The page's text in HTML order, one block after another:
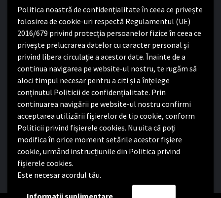
Politica noastră de confidențialitate în ceea ce privește
folosirea de cookie-uri respectă Regulamentul (UE)
2016/679 privind protecția persoanelor fizice în ceea ce
privește prelucrarea datelor cu caracter personal și
privind libera circulație a acestor date. Înainte de a
continua navigarea pe website-ul nostru, te rugăm să
aloci timpul necesar pentru a citi și a înțelege
conținutul Politicii de confidențialitate. Prin
continuarea navigării pe website-ul nostru confirmi
acceptarea utilizării fişierelor de tip cookie, conform
Politicii privind fișierele cookies. Nu uita că poți
modifica în orice moment setările acestor fişiere
cookie, urmând instrucțiunile din Politica privind
fișierele cookies.
Este necesar acordul tău.
Informații suplimentare
Program cu publicul:
Luni – Joi:8:00-16:30
Vineri:8:00 – 14:00
Politica de confidențialitate
Politica de confidențialitate
Nota de informare privind implementarea Regulamentului
(UE) 2016/679
Termeni și condiții de utilizare website